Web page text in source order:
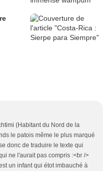
(Habitant du Nord de la
le patois même le plus marqué
donc de traduire le texte qui
ne l'aurait pas compris :<br />
un infant qui étot imbauché à